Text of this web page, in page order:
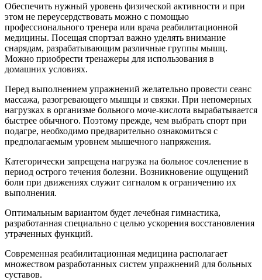
Обеспечить нужный уровень физической активности и при
этом не переусердствовать можно с помощью
профессионального тренера или врача реабилитационной
медицины. Посещая спортзал важно уделять внимание
снарядам, разрабатывающим различные группы мышц.
Можно приобрести тренажеры для использования в
домашних условиях.
Перед выполнением упражнений желательно провести сеанс
массажа, разогревающего мышцы и связки. При непомерных
нагрузках в организме больного моче-кислота вырабатывается
быстрее обычного. Поэтому прежде, чем выбрать спорт при
подагре, необходимо предварительно ознакомиться с
предполагаемым уровнем мышечного напряжения.
Категорически запрещена нагрузка на больное сочленение в
период острого течения болезни. Возникновение ощущений
боли при движениях служит сигналом к ограничению их
выполнения.
Оптимальным вариантом будет лечебная гимнастика,
разработанная специально с целью ускорения восстановления
утраченных функций.
Современная реабилитационная медицина располагает
множеством разработанных систем упражнений для больных
суставов.